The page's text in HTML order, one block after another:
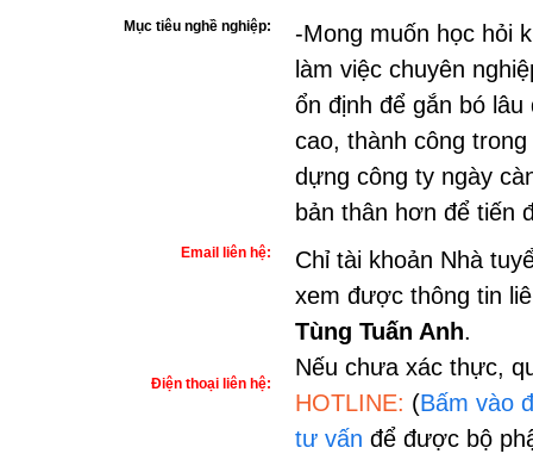
Mục tiêu nghề nghiệp:
-Mong muốn học hỏi
làm việc chuyên
ổn định để gắn bó
cao, thành công
dựng công ty ngày
bản thân hơn để tiến
Email liên hệ:
Chỉ tài khoản Nhà
xem được thông tin
Tùng Tuấn Anh.
Nếu chưa xác thực,
HOTLINE: (Bấm vào
tư vấn để được bộ
Điện thoại liên hệ: